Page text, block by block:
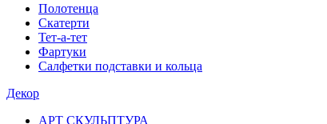
Полотенца
Скатерти
Тет-а-тет
Фартуки
Салфетки подставки и кольца
Декор
АРТ СКУЛЬПТУРА